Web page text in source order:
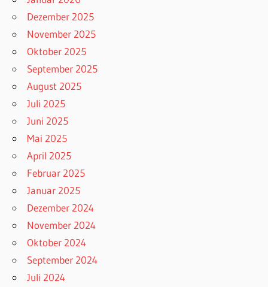
Dezember 2025
November 2025
Oktober 2025
September 2025
August 2025
Juli 2025
Juni 2025
Mai 2025
April 2025
Februar 2025
Januar 2025
Dezember 2024
November 2024
Oktober 2024
September 2024
Juli 2024